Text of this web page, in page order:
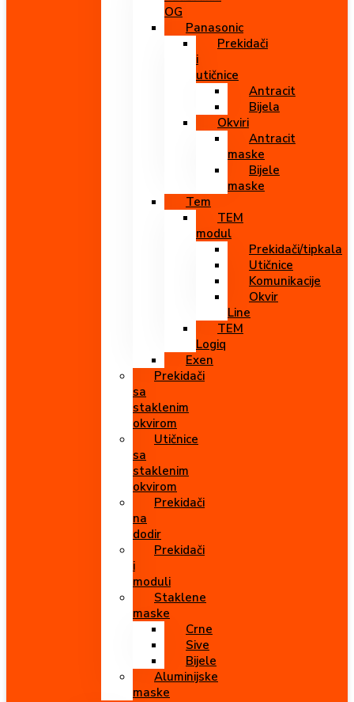
OG
Panasonic
Prekidači
i
utičnice
Antracit
Bijela
Okviri
Antracit
maske
Bijele
maske
Tem
TEM
modul
Prekidači/tipkala
Utičnice
Komunikacije
Okvir
Line
TEM
Logiq
Exen
Prekidači
sa
staklenim
okvirom
Utičnice
sa
staklenim
okvirom
Prekidači
na
dodir
Prekidači
i
moduli
Staklene
maske
Crne
Sive
Bijele
Aluminijske
maske